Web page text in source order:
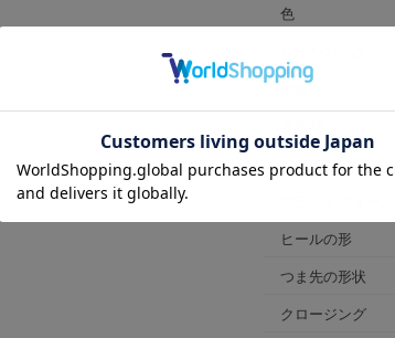
色
靴幅
原産国
ヒールの形
つま先の形状
クロージング